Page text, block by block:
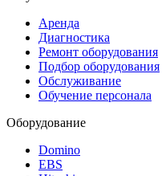
Аренда
Диагностика
Ремонт оборудования
Подбор оборудования
Обслуживание
Обучение персонала
Оборудование
Domino
EBS